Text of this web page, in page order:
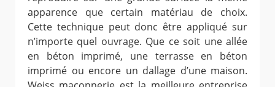
apparence que certain matériau de choix.
Cette technique peut donc être appliqué sur
n’importe quel ouvrage. Que ce soit une allée
en béton imprimé, une terrasse en béton
imprimé ou encore un dallage d’une maison.